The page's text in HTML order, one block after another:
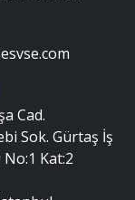
Cad.
Sok. Gürtaş İş
Kat:2